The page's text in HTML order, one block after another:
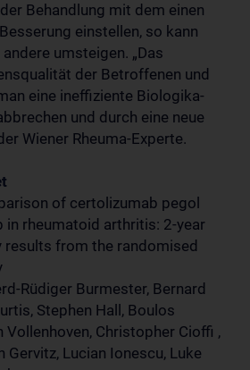
Behandlung mit dem einen
einstellen, so kann
umsteigen. „Das
der Betroffenen und
eine ineffiziente Biologika-
und durch eine neue
Wiener Rheuma-Experte.
of certolizumab pegol
in rheumatoid arthritis: 2-year
results from the randomised
Rüdiger Burmester, Bernard
Stephen Hall, Boulos
Vollenhoven, Christopher Cioffi ,
Gervitz, Lucian Ionescu, Luke